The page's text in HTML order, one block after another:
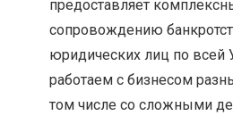
предоставляет
сопровождению
юридических лиц по всей
работаем с бизнесом
том числе со сложными